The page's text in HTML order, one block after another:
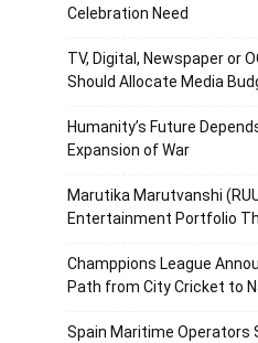
Celebration Need
TV, Digital, Newspaper or
Should Allocate Media
Humanity’s Future
Expansion of War
Marutika Marutvanshi
Entertainment Portfolio
Champpions League
Path from City Cricket to
Spain Maritime Operators